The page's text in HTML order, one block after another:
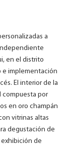
a
en el distrito
e implementación
El interior de la
compuesta por
en oro champán
vitrinas altas
degustación de
exhibición de